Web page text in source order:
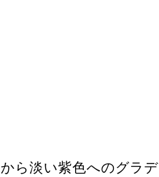
ら淡い紫色へのグラデ